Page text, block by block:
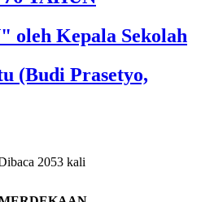
Kepala Sekolah
(Budi Prasetyo,
2053 kali